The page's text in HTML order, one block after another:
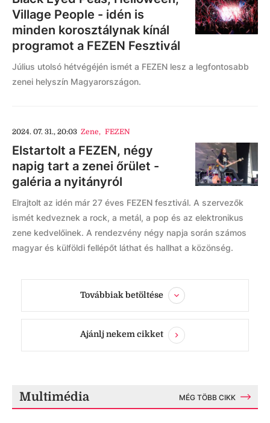
Village People - idén is
minden korosztálynak kínál
programot a FEZEN Fesztivál
Július utolsó hétvégéjén ismét a FEZEN lesz a legfontosabb
zenei helyszín Magyarországon.
2024. 07. 31., 20:03 Zene, FEZEN
Elstartolt a FEZEN, négy
napig tart a zenei őrület -
galéria a nyitányról
Elrajtolt az idén már 27 éves FEZEN fesztivál. A szervezők
ismét kedveznek a rock, a metál, a pop és az elektronikus
zene kedvelőinek. A rendezvény négy napja során számos
magyar és külföldi fellépőt láthat és hallhat a közönség.
Továbbiak betöltése
Ajánlj nekem cikket
Multimédia MÉG TÖBB CIKK